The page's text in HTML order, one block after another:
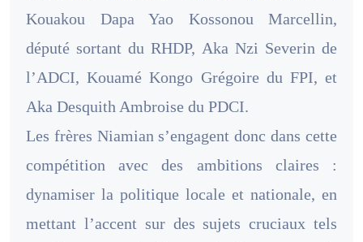
Kouakou Dapa Yao Kossonou Marcellin,
député sortant du RHDP, Aka Nzi Severin de
l’ADCI, Kouamé Kongo Grégoire du FPI, et
Aka Desquith Ambroise du PDCI.
Les frères Niamian s’engagent donc dans cette
compétition avec des ambitions claires :
dynamiser la politique locale et nationale, en
mettant l’accent sur des sujets cruciaux tels